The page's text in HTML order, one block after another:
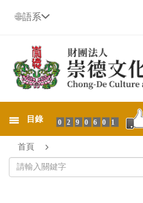
語系
目錄 0290601
首頁